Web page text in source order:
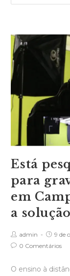
Está
para
em
a solução
admin 9 de
0 Comentários
O ensino à